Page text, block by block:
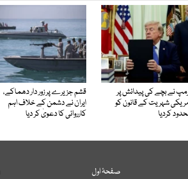
نے بچے کی پیدائش پر
شہریت کے قانون کو
کردیا
قشم جزیرے پر زور دار دھماکے،
ایران نے دشمن کے خلاف اہم
کارروائی کا دعویٰ کر دیا
صفحۂ اول